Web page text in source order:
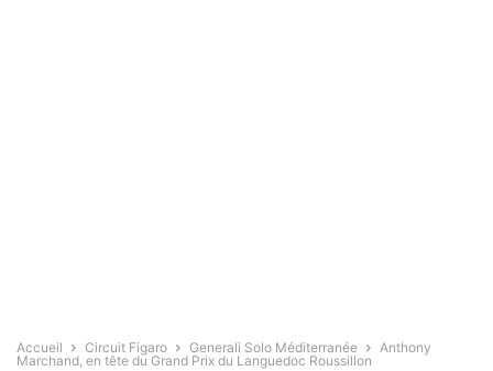
Accueil Circuit Figaro Generali Solo Méditerranée
Anthony
Marchand, en tête du Grand Prix du Languedoc Roussillon